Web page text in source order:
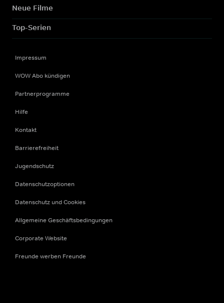
Neue Filme
Top-Serien
Impressum
WOW Abo kündigen
Partnerprogramme
Hilfe
Kontakt
Barrierefreiheit
Jugendschutz
Datenschutzoptionen
Datenschutz und Cookies
Allgemeine Geschäftsbedingungen
Corporate Website
Freunde werben Freunde